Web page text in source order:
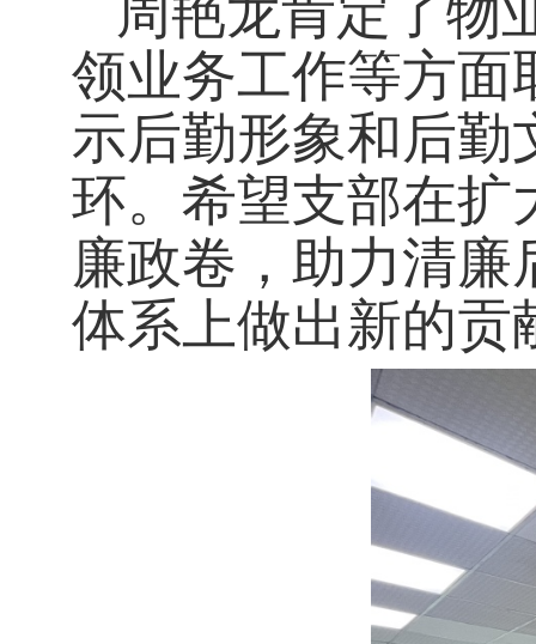
周艳龙肯定了物
领业务工作等方面
示后勤形象和后勤
环。希望支部在扩
廉政卷，助力清
体系上做出新的贡